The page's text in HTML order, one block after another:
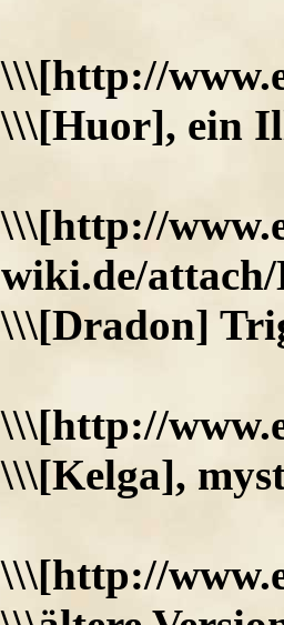
\\\[http://
\\\[Huor], ein
\\\[http://
wiki.de/
\\\[Dradon]
\\\[http://
\\\[Kelga],
\\\[http://